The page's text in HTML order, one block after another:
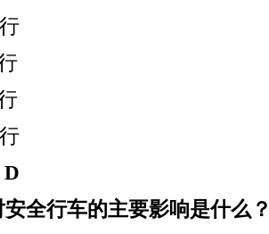
D
安全行车的主要影响是什么